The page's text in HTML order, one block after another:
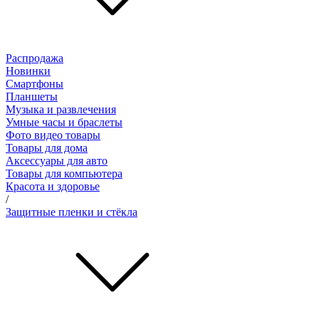
Распродажа
Новинки
Смартфоны
Планшеты
Музыка и развлечения
Умные часы и браслеты
Фото видео товары
Товары для дома
Аксессуары для авто
Товары для компьютера
Красота и здоровье
/
Защитные пленки и стёкла